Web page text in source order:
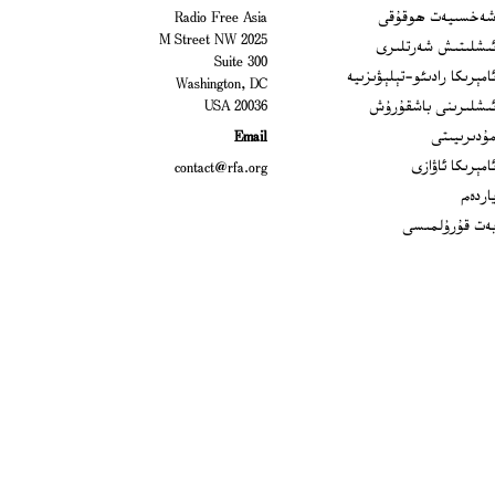
شەخسىيەت ھوقۇقى
ئىشلىتىش شەرتلىرى
ئامېرىكا رادىئو-تېلېۋىزىيە
ئىشلىرىنى باشقۇرۇش
مۇدىرىيىتى
ئامېرىكا ئاۋازى
ياردەم
بەت قۇرۇلمىسى
Radio Free Asia
2025 M Street NW
Suite 300
Washington, DC
20036 USA
Email
contact@rfa.org